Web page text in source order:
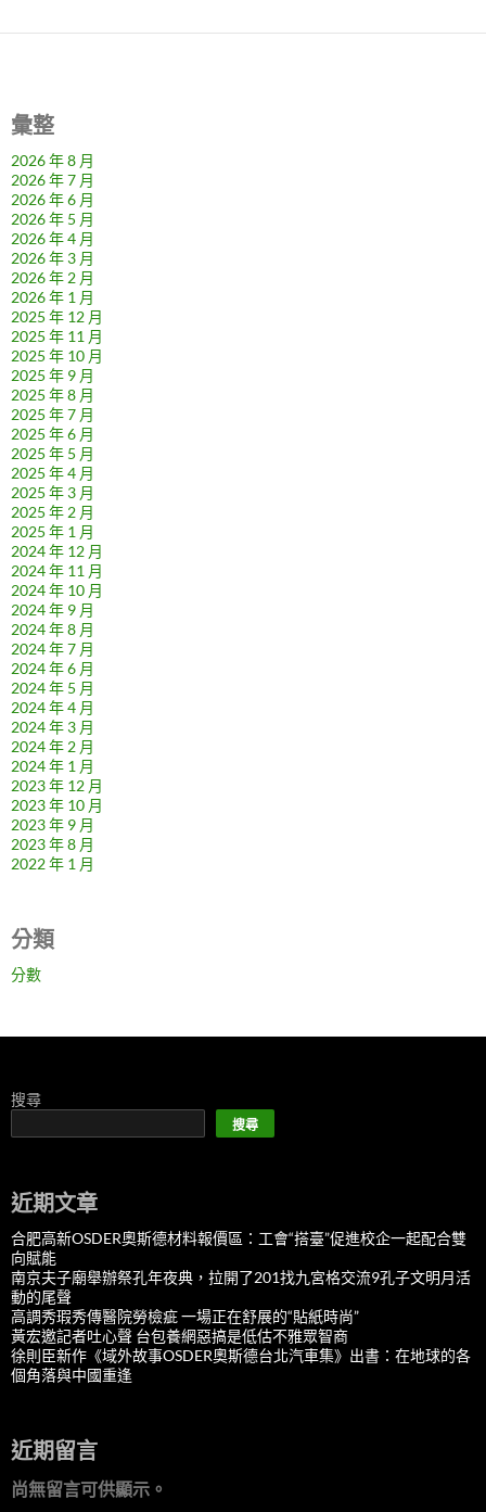
彙整
2026 年 8 月
2026 年 7 月
2026 年 6 月
2026 年 5 月
2026 年 4 月
2026 年 3 月
2026 年 2 月
2026 年 1 月
2025 年 12 月
2025 年 11 月
2025 年 10 月
2025 年 9 月
2025 年 8 月
2025 年 7 月
2025 年 6 月
2025 年 5 月
2025 年 4 月
2025 年 3 月
2025 年 2 月
2025 年 1 月
2024 年 12 月
2024 年 11 月
2024 年 10 月
2024 年 9 月
2024 年 8 月
2024 年 7 月
2024 年 6 月
2024 年 5 月
2024 年 4 月
2024 年 3 月
2024 年 2 月
2024 年 1 月
2023 年 12 月
2023 年 10 月
2023 年 9 月
2023 年 8 月
2022 年 1 月
分類
分數
搜尋
搜尋
近期文章
合肥高新OSDER奧斯德材料報價區：工會“搭臺”促進校企一起配合雙
向賦能
南京夫子廟舉辦祭孔年夜典，拉開了201找九宮格交流9孔子文明月活
動的尾聲
高調秀瑕秀傳醫院勞檢疵 一場正在舒展的“貼紙時尚”
黃宏邀記者吐心聲 台包養網惡搞是低估不雅眾智商
徐則臣新作《域外故事OSDER奧斯德台北汽車集》出書：在地球的各
個角落與中國重逢
近期留言
尚無留言可供顯示。